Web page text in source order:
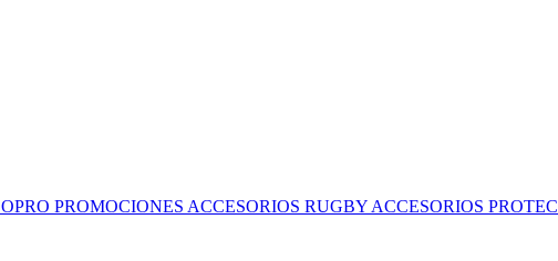
OPRO PROMOCIONES ACCESORIOS RUGBY ACCESORIOS